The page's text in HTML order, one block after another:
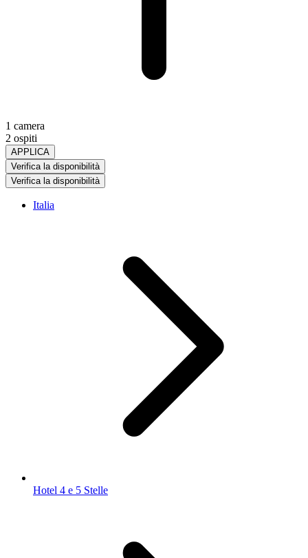
1 camera
2 ospiti
APPLICA
Verifica la disponibilità
Verifica la disponibilità
Italia
Hotel 4 e 5 Stelle